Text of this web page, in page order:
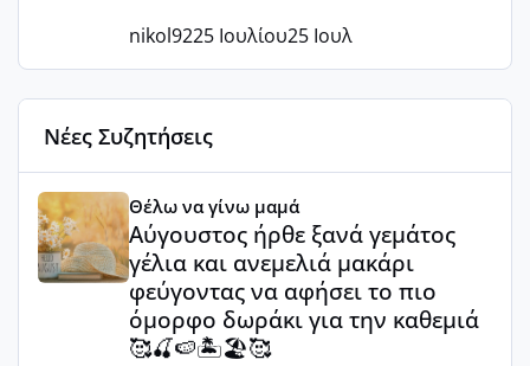
nikol9225 Ιουλίου25 Ιουλ
Νέες Συζητήσεις
Αύγουστος ήρθε ξανά γεμάτος γέλια και ανεμελιά
Θέλω να γίνω μαμά
Αύγουστος ήρθε ξανά γεμάτος
γέλια και ανεμελιά μακάρι
φεύγοντας να αφήσει το πιο
όμορφο δωράκι για την καθεμιά
🥰🍒🍉🏝️🏖️🥰